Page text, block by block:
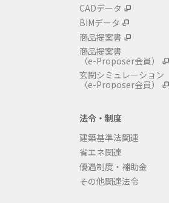
CADデータ
BIMデータ
商品提案書
商品提案書
（e-Proposer会員）
玄関シミュレーション
（e-Proposer会員）
法令・制度
建築基準法関連
省エネ関連
優遇制度・補助金
その他関連法令